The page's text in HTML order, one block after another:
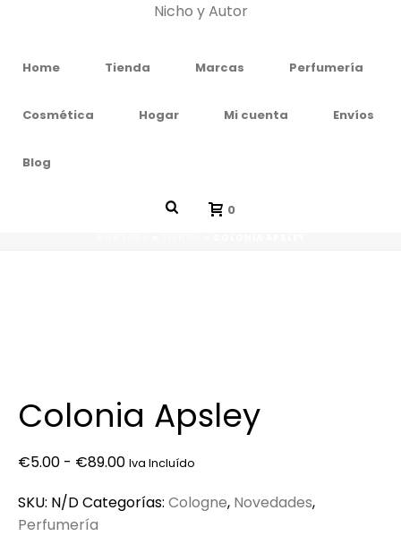
Home Tienda Marcas Perfumería
Cosmética Hogar Mi cuenta Envíos
Blog
0
Colonia Apsley
€5.00 - €89.00Rango
precios:
Iva Incluído
SKU: N/DCategorías: Cologne, Novedades,
Perfumería